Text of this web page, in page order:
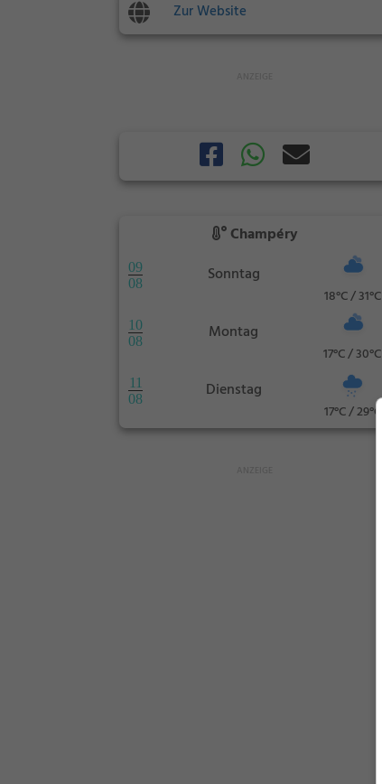
Zur Website
Champéry
09
08
Sonntag
18°C / 31°C
10
08
Montag
17°C / 30°C
11
08
Dienstag
17°C / 29°C